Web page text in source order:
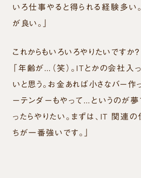
いろ仕事やると得られる経験多い
が良い。」
これからもいろいろやりたいですか？
「年齢が…（笑）。ITとかの会社入
いと思う。お金あれば小さなバー作
ーテンダーもやって…というのが
ったらやりたい。まずは、IT 関連
ちが一番強いです。」